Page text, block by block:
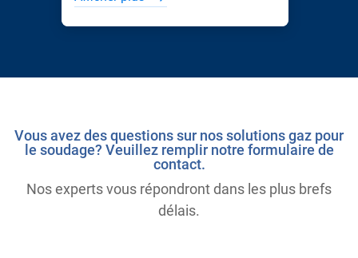
Vous avez des questions sur nos solutions gaz pour
le soudage? Veuillez remplir notre formulaire de
contact.
Nos experts vous répondront dans les plus brefs
délais.